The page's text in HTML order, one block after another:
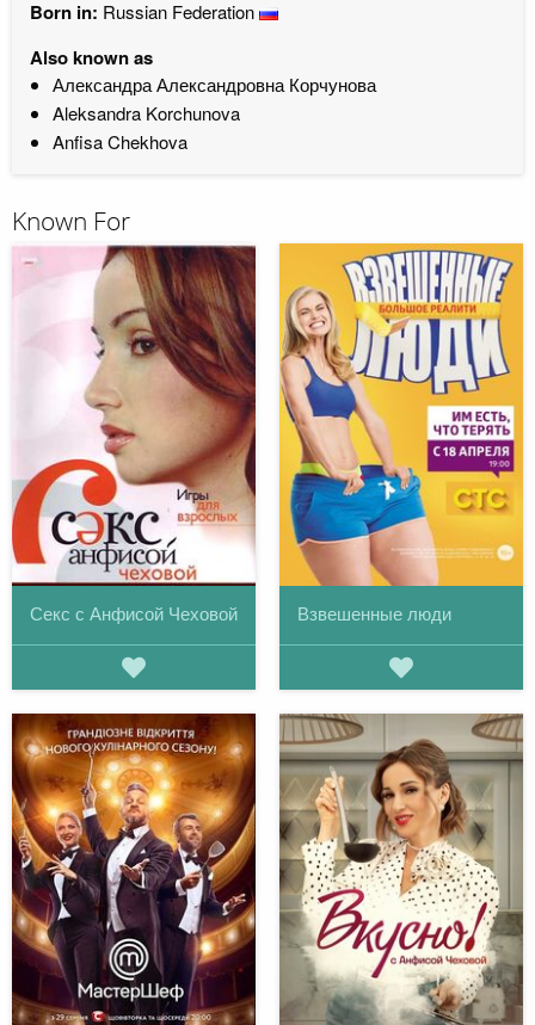
Born in: Russian Federation
Also known as
Александра Александровна Корчунова
Aleksandra Korchunova
Anfisa Chekhova
Known For
Секс с Анфисой Чеховой Взвешенные люди